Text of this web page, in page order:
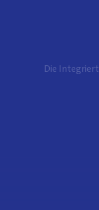
Die